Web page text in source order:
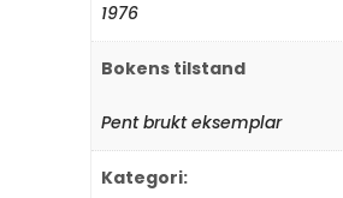
1976
Bokens tilstand
Pent brukt eksemplar
Kategori: